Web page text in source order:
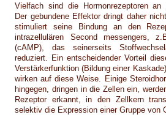
Vielfach sind die Hormonrezeptoren an
Der gebundene Effektor dringt daher
stimuliert seine Bindung an den
intrazellulären Second messengers,
(cAMP), das seinerseits
reduziert. Ein entscheidender Vorteil
Verstärkerfunktion (Bildung einer
wirken auf diese Weise. Einige
hingegen, dringen in die Zellen ein,
Rezeptor erkannt, in den Zellkern
selektiv die Expression einer Gruppe von